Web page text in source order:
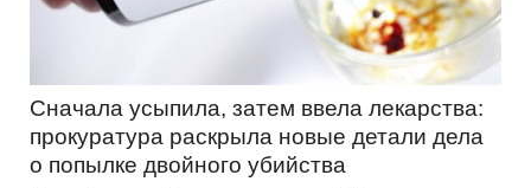
Сначала усыпила, затем ввела лекарства:
прокуратура раскрыла новые детали дела
о попылке двойного убийства